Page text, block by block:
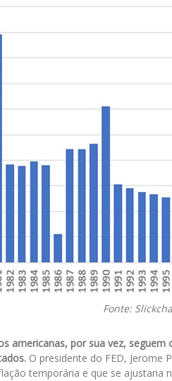
Fonte:
americanas, por sua vez,
O presidente do FED, Jerome
temporária e que se ajustaria